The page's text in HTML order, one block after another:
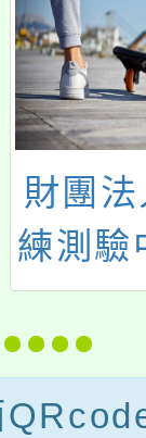
財團
練測驗
民英
驗